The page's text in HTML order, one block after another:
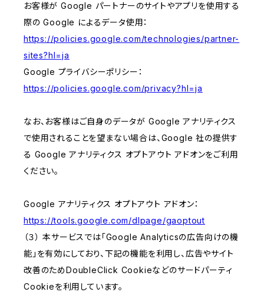
お客様が Google パートナーのサイトやアプリを使用する
際の Google によるデータ使用：
https://policies.google.com/technologies/partner-
sites?hl=ja
Google プライバシーポリシー：
https://policies.google.com/privacy?hl=ja
なお、お客様はご自身のデータが Google アナリティクス
で使用されることを望まない場合は、Google 社の提供す
る Google アナリティクス オプトアウト アドオンをご利用
ください。
Google アナリティクス オプトアウト アドオン：
https://tools.google.com/dlpage/gaoptout
（３） 本サービスでは「Google Analyticsの広告向けの機
能」を有効にしており、下記の機能を利用し、広告やサイト
改善のためDoubleClick Cookieなどのサードパーティ
Cookieを利用しています。